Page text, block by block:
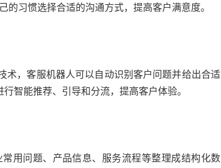
习惯选择合适的沟通方式，提高客户满意度。
术，客服机器人可以自动识别客户问题并给出合适
智能推荐、引导和分流，提高客户体验。
用问题、产品信息、服务流程等整理成结构化数